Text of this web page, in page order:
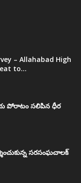
– Allahabad High
to...
పోరాటం సలిపిన ధీర
సరసంఘచాలక్